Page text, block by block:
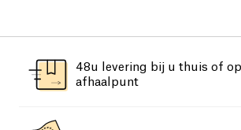
48u levering bij u thuis of
afhaalpunt